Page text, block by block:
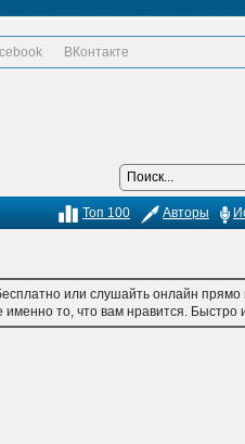
ВКонтакте
Авторы
Топ 100
или слушайть онлайн
то, что вам нравится. Быстро